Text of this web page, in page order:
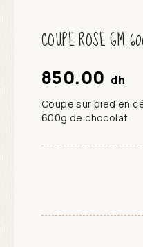
COUPE ROSE GM
850.00 dh
Coupe sur pied en
600g de chocolat